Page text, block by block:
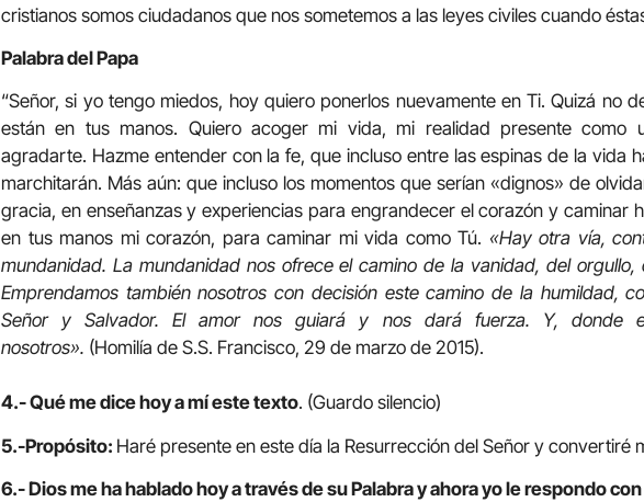
cristianos somos ciudadanos que nos sometemos a las leyes civiles cuando
Palabra del Papa
“Señor, si yo tengo miedos, hoy quiero ponerlos nuevamente en Ti. Quizá no
están en tus manos. Quiero acoger mi vida, mi realidad presente como
agradarte. Hazme entender con la fe, que incluso entre las espinas de la vida
marchitarán. Más aún: que incluso los momentos que serían «dignos» de
gracia, en enseñanzas y experiencias para engrandecer el corazón y caminar
en tus manos mi corazón, para caminar mi vida como Tú. «Hay otra vía,
mundanidad. La mundanidad nos ofrece el camino de la vanidad, del
Emprendamos también nosotros con decisión este camino de la humildad,
Señor y Salvador. El amor nos guiará y nos dará fuerza. Y, donde
nosotros». (Homilía de S.S. Francisco, 29 de marzo de 2015).
4.- Qué me dice hoy a mí este texto. (Guardo silencio)
5.-Propósito: Haré presente en este día la Resurrección del Señor y convertiré
6.- Dios me ha hablado hoy a través de su Palabra y ahora yo le respondo